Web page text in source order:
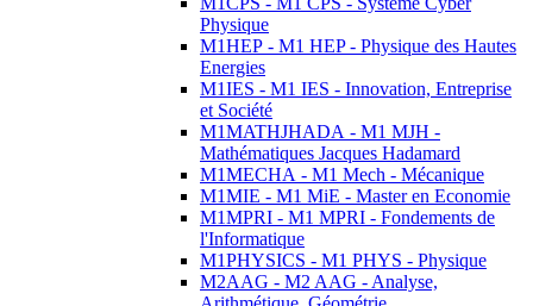
Physique
M1HEP - M1 HEP - Physique des Hautes
Energies
M1IES - M1 IES - Innovation, Entreprise
et Société
M1MATHJHADA - M1 MJH -
Mathématiques Jacques Hadamard
M1MECHA - M1 Mech - Mécanique
M1MIE - M1 MiE - Master en Economie
M1MPRI - M1 MPRI - Fondements de
l'Informatique
M1PHYSICS - M1 PHYS - Physique
M2AAG - M2 AAG - Analyse,